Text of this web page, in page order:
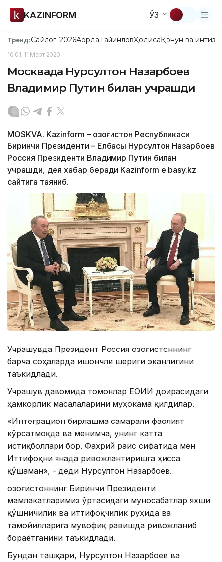
KAZINFORM ЎЗ
Тренд:Сайлов-2026АқордаТайинловҲодисаҚонун ва
10:01, 11 Март 2020
Москвада Нурсултон Назарбоев
Владимир Путин билан учрашди
MOSKVA. Kazinform – Қозоғистон Республикаси
Биринчи Президенти – Елбасы Нурсултон Назарбоев
Россия Президенти Владимир Путин билан
учрашди, дея хабар беради Kazinform elbasy.kz
сайтига таяниб.
Учрашувда Президент Россия Қозоғистоннинг
барча соҳаларда ишончли шериги эканлигини
таъкидлади.
Учрашув давомида томонлар ЕОИИ доирасидаги
ҳамкорлик масалаларини муҳокама қилдилар.
«Интеграцион бирлашма самарали фаолият
кўрсатмоқда ва менимча, унинг катта
истиқболлари бор. Фахрий раис сифатида мен
Иттифоқни янада ривожлантиришга ҳисса
қўшаман», - деди Нурсултон Назарбоев.
Қозоғистоннинг Биринчи Президенти
мамлакатларимиз ўртасидаги муносабатлар яхши
қўшничилик ва иттифоқчилик руҳида ва
тамойилларига мувофиқ равишда ривожланиб
бораётганини таъкидлади.
Бундан ташқари, Нурсултон Назарбоев ва